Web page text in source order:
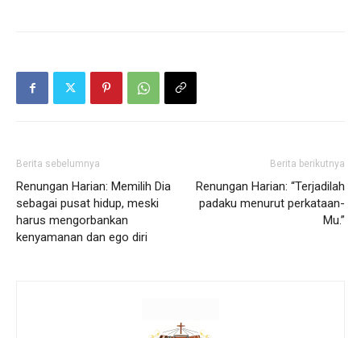
Berita sebelumnya
Renungan Harian: Memilih Dia
sebagai pusat hidup, meski
harus mengorbankan
kenyamanan dan ego diri
Berita berikutnya
Renungan Harian: “Terjadilah
padaku menurut perkataan-
Mu.”